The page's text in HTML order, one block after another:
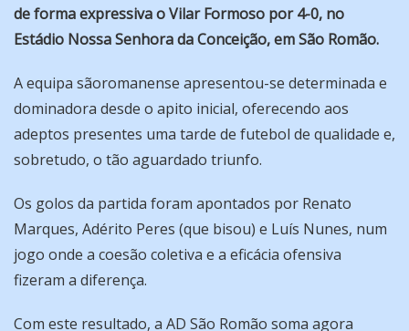
de forma expressiva o Vilar Formoso por 4-0, no
Estádio Nossa Senhora da Conceição, em São Romão.
A equipa sãoromanense apresentou-se determinada e
dominadora desde o apito inicial, oferecendo aos
adeptos presentes uma tarde de futebol de qualidade e,
sobretudo, o tão aguardado triunfo.
Os golos da partida foram apontados por Renato
Marques, Adérito Peres (que bisou) e Luís Nunes, num
jogo onde a coesão coletiva e a eficácia ofensiva
fizeram a diferença.
Com este resultado, a AD São Romão soma agora